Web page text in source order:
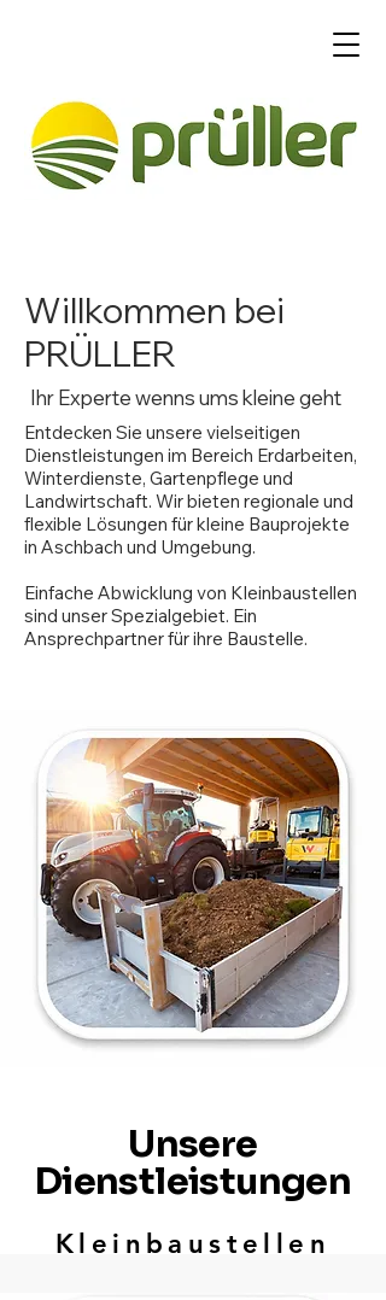
Willkommen bei
PRÜLLER
Ihr Experte wenns ums kleine geht
Entdecken Sie unsere vielseitigen
Dienstleistungen im Bereich Erdarbeiten,
Winterdienste, Gartenpflege und
Landwirtschaft. Wir bieten regionale und
flexible Lösungen für kleine Bauprojekte
in Aschbach und Umgebung.
Einfache Abwicklung von Kleinbaustellen
sind unser Spezialgebiet. Ein
Ansprechpartner für ihre Baustelle.
Unsere
Dienstleistungen
Kleinbaustellen